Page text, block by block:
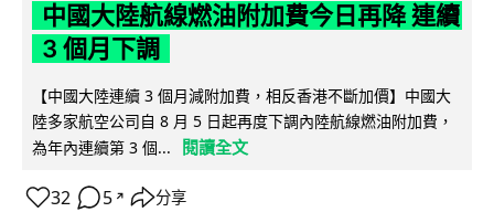
中國大陸航線燃油附加費今日再降 連續
3 個月下調
【中國大陸連續 3 個月減附加費，相反香港不斷加價】中國大
陸多家航空公司自 8 月 5 日起再度下調內陸航線燃油附加費，
為年內連續第 3 個...
閱讀全文
32 5 ↗ 分享